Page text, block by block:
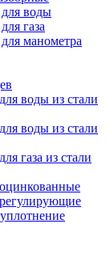
воды
газа
манометра
воды из стали
воды из стали
газа из стали